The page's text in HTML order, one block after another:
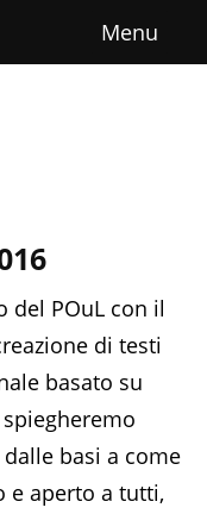
del POuL con il
di testi
basato su
basi a come
e aperto a tutti,